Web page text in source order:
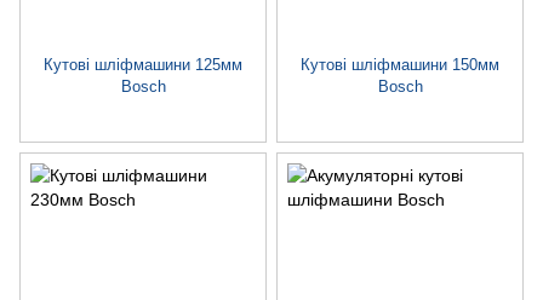
Кутові шліфмашини 125мм
Bosch
Кутові шліфмашини 150мм
Bosch